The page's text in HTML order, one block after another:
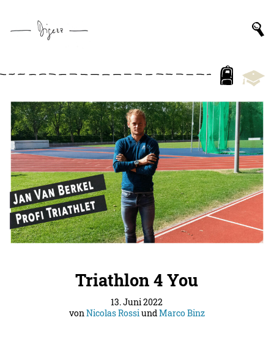
Triathlon 4 You
13. Juni 2022
vonNicolas RossiundMarco Binz